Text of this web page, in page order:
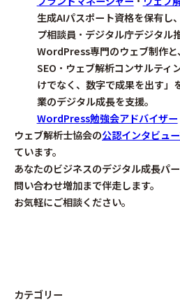
生成AIパスポート資格を保有し
プ相談員・デジタル庁デジタル
WordPress専門のウェブ制作と
SEO・ウェブ解析コンサルティ
けでなく、数字で成果を出す」
業のデジタル成長を支援。
WordPress勉強会アドバイザー
ウェブ解析士協会の公認インタビュ
ています。
あなたのビジネスのデジタル成長パ
問い合わせ増加まで伴走します。
お気軽にご相談ください。
カテゴリー